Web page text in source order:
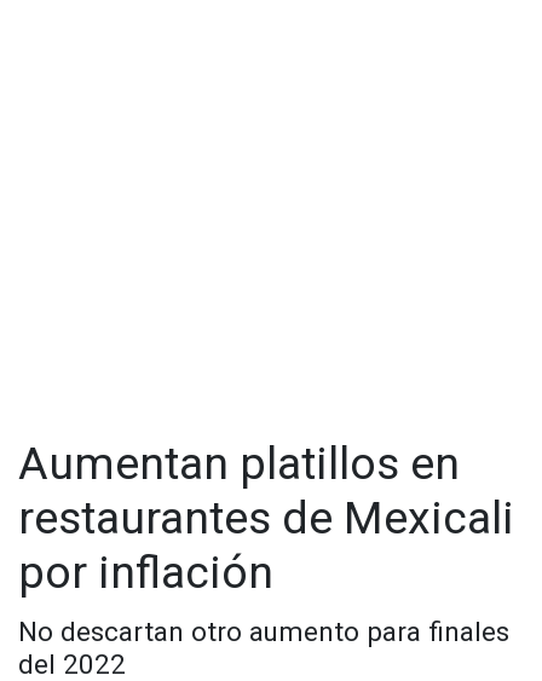
Aumentan platillos en
restaurantes de Mexicali
por inflación
No descartan otro aumento para finales
del 2022